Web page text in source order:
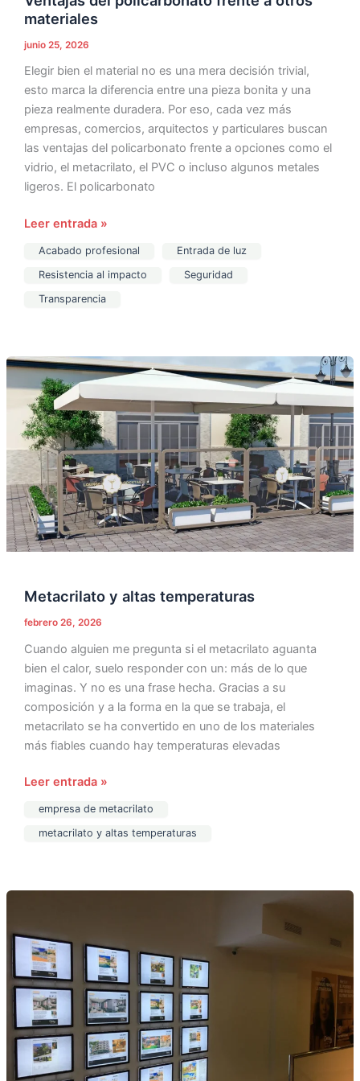
materiales
junio 25, 2026
Elegir bien el material no es una mera decisión trivial,
esto marca la diferencia entre una pieza bonita y una
pieza realmente duradera. Por eso, cada vez más
empresas, comercios, arquitectos y particulares buscan
las ventajas del policarbonato frente a opciones como el
vidrio, el metacrilato, el PVC o incluso algunos metales
ligeros. El policarbonato
Leer entrada »
Acabado profesional
Entrada de luz
Resistencia al impacto
Seguridad
Transparencia
Metacrilato y altas temperaturas
febrero 26, 2026
Cuando alguien me pregunta si el metacrilato aguanta
bien el calor, suelo responder con un: más de lo que
imaginas. Y no es una frase hecha. Gracias a su
composición y a la forma en la que se trabaja, el
metacrilato se ha convertido en uno de los materiales
más fiables cuando hay temperaturas elevadas
Metacrilato
altas
temperaturas
Leer entrada »
empresa de metacrilato
metacrilato y altas temperaturas
inmobiliarias
de
metacrilato